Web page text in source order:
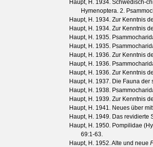
Haupt, H. 1934. Schwedisch-
Hymenoptera. 2.
Haupt, H. 1934. Zur Kenntnis
Haupt, H. 1934. Zur Kenntnis
Haupt, H. 1935.
Haupt, H. 1935.
Haupt, H. 1936. Zur Kenntnis
Haupt, H. 1936.
Haupt, H. 1936. Zur Kenntnis
Haupt, H. 1937. Die Fauna der
Haupt, H. 1938.
Haupt, H. 1939. Zur Kenntnis
Haupt, H. 1941. Neues über
Haupt, H. 1949. Das revidierte
Haupt, H. 1950. Pompilidae
69:1-63.
Haupt, H. 1952. Alte und neue